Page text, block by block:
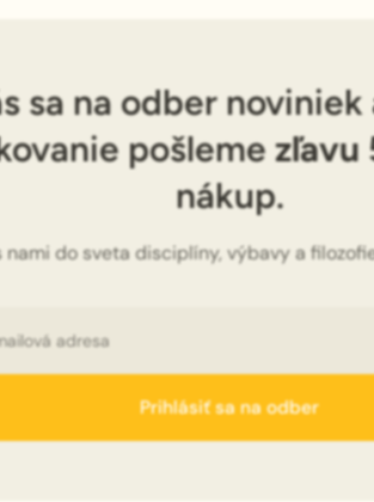
sa na odber
pošlemezľavu
nákup.
nami do sveta disciplíny, výbavy a
Prihlásiť sa na odber